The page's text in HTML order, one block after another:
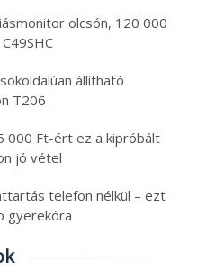
olcsón, 120 000
állítható
T206
000 Ft-ért ez a kipróbált
jó vétel
telefon nélkül – ezt
gyerekóra